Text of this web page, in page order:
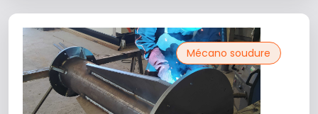
Mécano soudure